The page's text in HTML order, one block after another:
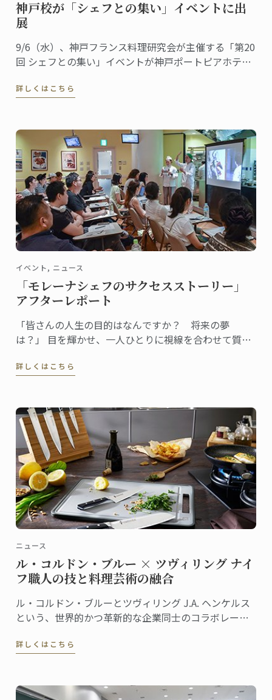
神戸校が「シェフとの集い」イベントに出
展
9/6（水）、神戸フランス料理研究会が主催する「第20
回 シェフとの集い」イベントが神戸ポートピアホテル
ースを出展しました。
詳しくはこちら
イベント, ニュース
「モレーナシェフのサクセスストーリー」
アフターレポート
「皆さんの人生の目的はなんですか？ 将来の夢
は？」 目を輝かせ、一人ひとりに視線を合わせて質問
存在感が漂います。参加者の回答を聞きながら、温か
詳しくはこちら
ニュース
ル・コルドン・ブルー × ツヴィリング ナイ
フ職人の技と料理芸術の融合
ル・コルドン・ブルーとツヴィリング J.A. ヘンケルス
という、世界的かつ革新的な企業同士のコラボレーシ
なナイフ＆ツールキットを誕生させました。
詳しくはこちら